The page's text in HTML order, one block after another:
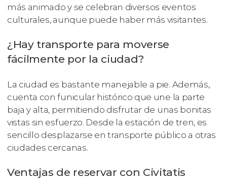
más animado y se celebran diversos eventos
culturales, aunque puede haber más visitantes.
¿Hay transporte para moverse
fácilmente por la ciudad?
La ciudad es bastante manejable a pie. Además,
cuenta con funicular histórico que une la parte
baja y alta, permitiendo disfrutar de unas bonitas
vistas sin esfuerzo. Desde la estación de tren, es
sencillo desplazarse en transporte público a otras
ciudades cercanas.
Ventajas de reservar con Civitatis